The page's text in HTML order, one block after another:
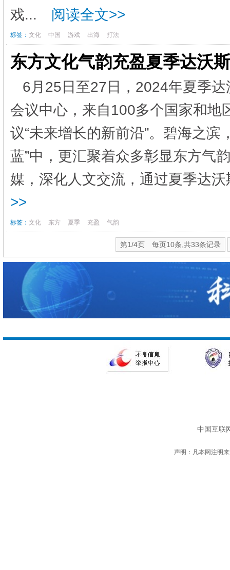
戏...
阅读全文>>
标签： 文化 中国 游戏 出海 打法
东方文化气韵充盈夏季达沃斯
6月25日至27日，2024年夏季
会议中心，来自100多个国家和地
议“未来增长的新前沿”。碧海之
蓝”中，更汇聚着众多彰显东方气
媒，深化人文交流，通过夏季达
>>
标签： 文化 东方 夏季 充盈 气韵
第1/4页 每页10条,共33条记录
中国互联
声明：凡本网注明